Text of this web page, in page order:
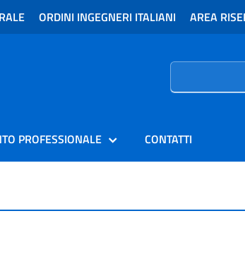
ORDINI INGEGNERI ITALIANI AREA
Ricerca
PROFESSIONALE CONTATTI